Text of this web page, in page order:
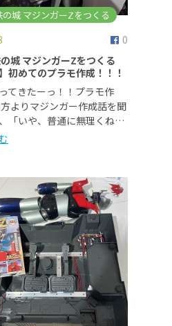
の城 マジンガーZをつくる
0
の城 マジンガーZをつくる
初めてのプラモ作成！！！
てきたーっ！！プラモ作
よりマジンガー作成話を聞
「いや、普通に無理くね…